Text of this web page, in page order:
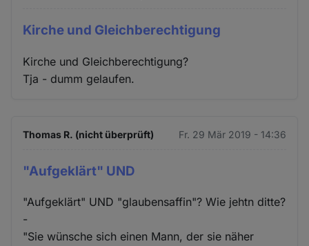
Kirche und Gleichberechtigung
Kirche und Gleichberechtigung?
Tja - dumm gelaufen.
Thomas R. (nicht überprüft) Fr. 29 Mär 2019 - 14:36
"Aufgeklärt" UND
"Aufgeklärt" UND "glaubensaffin"? Wie jehtn ditte?
-
"Sie wünsche sich einen Mann, der sie näher